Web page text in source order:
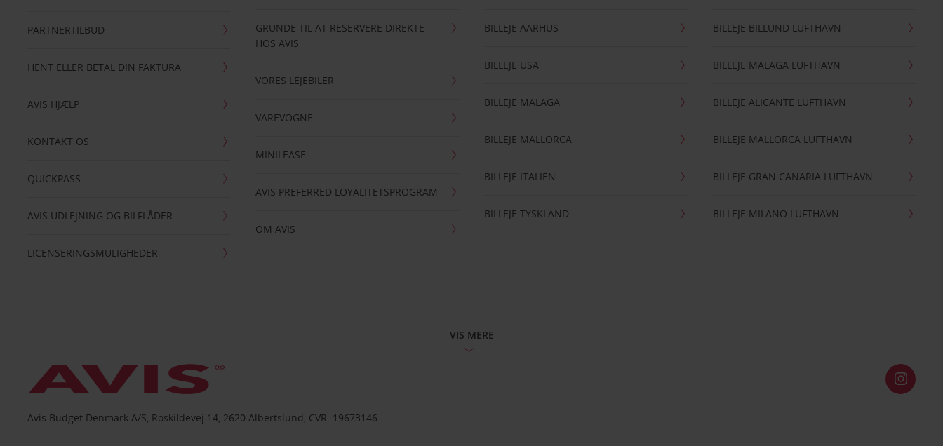
PARTNERTILBUD
HENT ELLER BETAL DIN FAKTURA
AVIS HJÆLP
KONTAKT OS
QUICKPASS
AVIS UDLEJNING OG BILFLÅDER
LICENSERINGSMULIGHEDER
GRUNDE TIL AT RESERVERE DIREKTE
HOS AVIS
VORES LEJEBILER
VAREVOGNE
MINILEASE
AVIS PREFERRED LOYALITETSPROGRAM
OM AVIS
BILLEJE AARHUS
BILLEJE USA
BILLEJE MALAGA
BILLEJE MALLORCA
BILLEJE ITALIEN
BILLEJE TYSKLAND
BILLEJE BILLUND LUFTHAVN
BILLEJE MALAGA LUFTHAVN
BILLEJE ALICANTE LUFTHAVN
BILLEJE MALLORCA LUFTHAVN
BILLEJE GRAN CANARIA LUFTHAVN
BILLEJE MILANO LUFTHAVN
VIS MERE
Avis Budget Denmark A/S, Roskildevej 14, 2620 Albertslund, CVR: 19673146